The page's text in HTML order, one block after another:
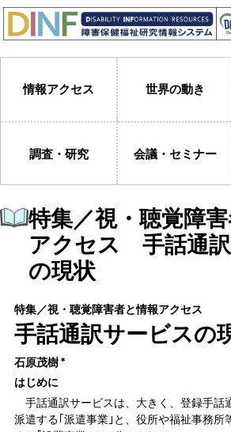
情報アクセス 世界の動き
調査・研究 会議・セミナー
特集／視・聴覚障
アクセス 手話通
の現状
特集／視・聴覚障害者と情報アクセス
手話通訳サービスの
石原茂樹＊
はじめに
手話通訳サービスは、大きく、登録手話
派遣する｢派遣事業｣と、役所や福祉事務所